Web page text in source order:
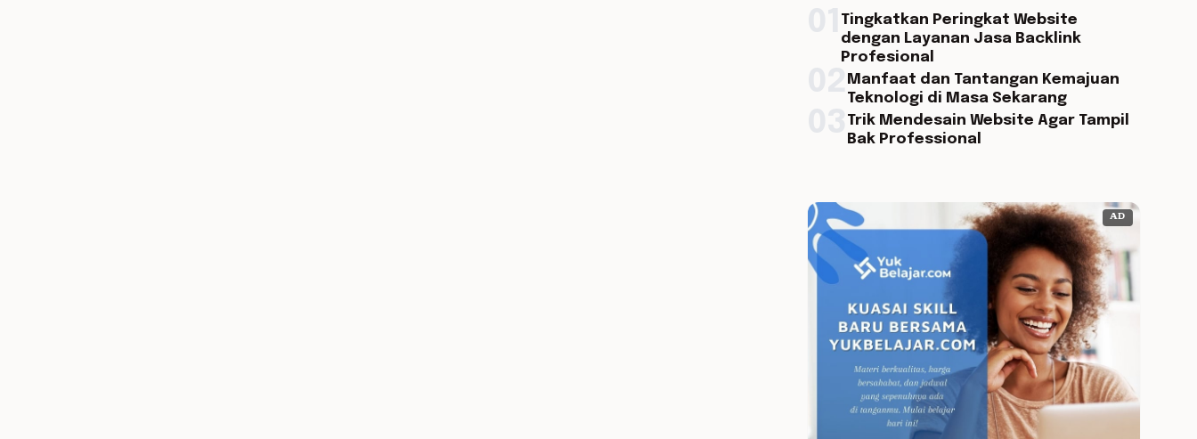
Tingkatkan Peringkat Website
dengan Layanan Jasa Backlink
Profesional
Manfaat dan Tantangan Kemajuan
Teknologi di Masa Sekarang
Trik Mendesain Website Agar Tampil
Bak Professional
AD